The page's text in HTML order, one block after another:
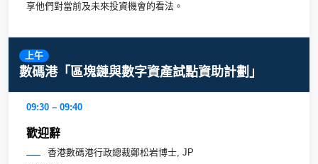
享他們對當前及未來投資機會的看法。
上午
數碼港「區塊鏈與數字資產試點資助計劃」
09:30 – 09:40
歡迎辭
香港數碼港行政總裁鄭松岩博士, JP